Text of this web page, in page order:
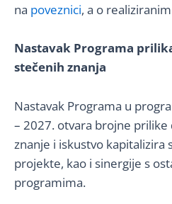
na poveznici, a o
Nastavak Programa
stečenih znanja
Nastavak Programa u
– 2027. otvara brojne prilike
znanje i iskustvo
projekte, kao i sinergije s
programima.